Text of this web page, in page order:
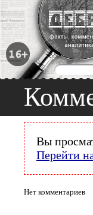
Вы
Перейти
Нет комментариев